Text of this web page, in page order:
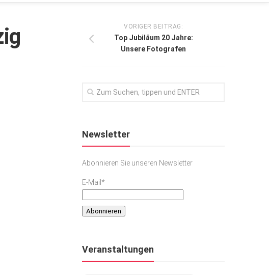
VORIGER BEITRAG:
Top Jubiläum 20 Jahre:
Unsere Fotografen
Newsletter
Abonnieren Sie unseren Newsletter
E-Mail*
Veranstaltungen